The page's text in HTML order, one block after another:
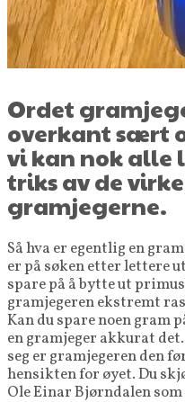
Ordet
overkant sært
vi kan nok
triks av de
gramjegerne.
Så hva er egentlig en
er på søken etter lettere
spare på å bytte ut
gramjegeren ekstremt
Kan du spare noen gram
en gramjeger akkurat
seg er gramjegeren den
hensikten for øyet. Du
Ole Einar Bjørndalen